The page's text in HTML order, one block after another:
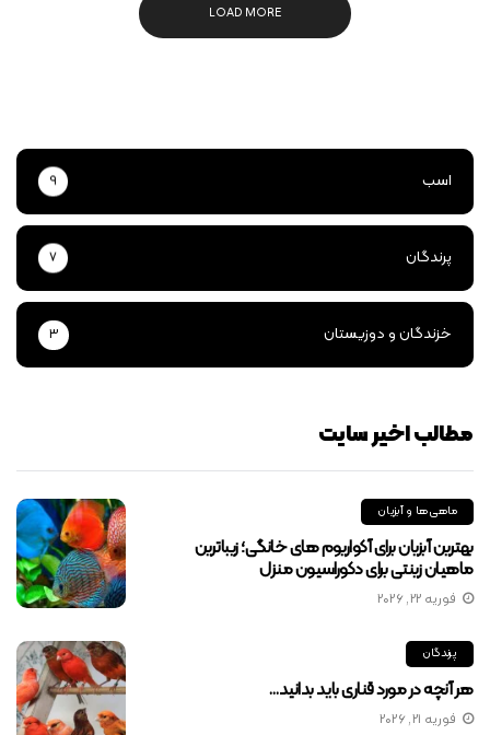
LOAD MORE
اسب 9
پرندگان 7
خزندگان و دوزیستان 3
مطالب اخیر سایت
ماهی‌ها و آبزیان
بهترین آبزیان برای آکواریوم‌ های خانگی؛ زیباترین
ماهیان زینتی برای دکوراسیون منزل
فوریه 22, 2026
پرندگان
هر آنچه در مورد قناری باید بدانید…
فوریه 21, 2026